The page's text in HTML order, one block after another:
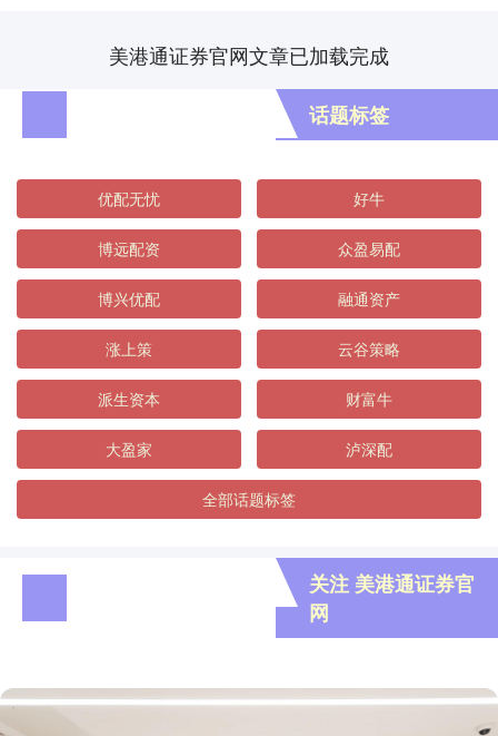
美港通证券官网文章已加载完成
话题标签
优配无忧 好牛
博远配资 众盈易配
博兴优配 融通资产
涨上策 云谷策略
派生资本 财富牛
大盈家 泸深配
全部话题标签
关注 美港通证券官
网